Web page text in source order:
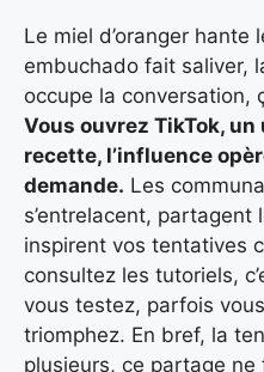
Le miel d’oranger hante
embuchado fait saliver,
occupe la conversation,
Vous ouvrez TikTok,
recette, l’influence
demande. Les
s’entrelacent, partagent
inspirent vos tentatives
consultez les tutoriels,
vous testez, parfois
triomphez. En bref, la
plusieurs, ce partage ne